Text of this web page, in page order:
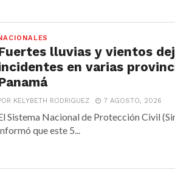
lluvias y vientos
en varias
KELYBETH RODRIGUEZ 7 AGOSTO, 2026
Sistema Nacional de Protección Civil
que este 5...